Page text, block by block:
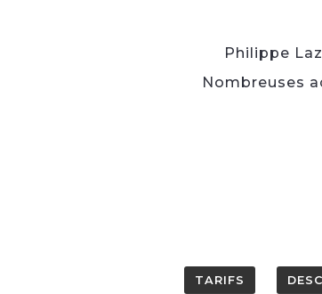
Philippe
Nombreuses
TARIFS